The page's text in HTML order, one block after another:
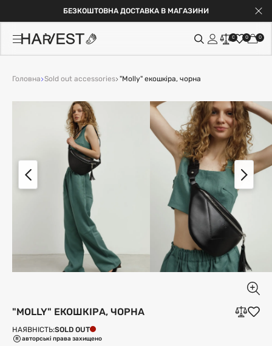
БЕЗКОШТОВНА ДОСТАВКА В МАГАЗИНИ
0 0 0
Головна Sold out accessories "Molly" екошкіра, чорна
"MOLLY" ЕКОШКІРА, ЧОРНА
НАЯВНІСТЬ:SOLD OUT
авторські права захищено